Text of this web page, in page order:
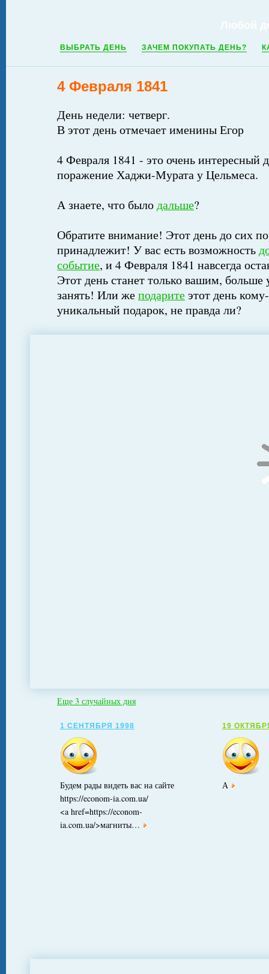
ВЫБРАТЬ ДЕНЬ ЗАЧЕМ ПОКУПАТЬ ДЕНЬ?
4 Февраля 1841
День недели: четверг.
В этот день отмечает именины Егор
4 Февраля 1841 - это очень интересный
поражение Хаджи-Мурата у Цельмеса.
А знаете, что былодальше?
Обратите внимание! Этот день до сих
принадлежит! У вас есть возможность
событие, и 4 Февраля 1841 навсегда
Этот день станет только вашим,
занять! Или жеподаритеэтот день
уникальный подарок, не правда ли?
Еще 3 случайных дня
1 СЕНТЯБРЯ 1998
Будем рады видеть вас на сайте
https://econom-ia.com.ua/
<a href=https://econom-
ia.com.ua/>магниты…
19
А